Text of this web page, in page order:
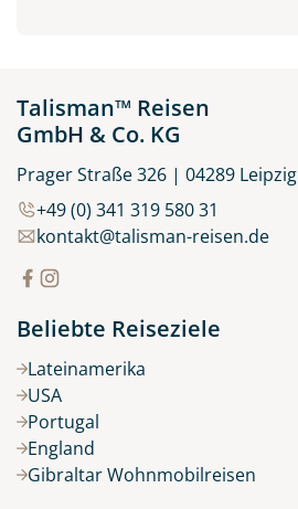
Talisman™ Reisen
GmbH & Co. KG
Prager Straße 326 | 04289 Leipzig
+49 (0) 341 319 580 31
kontakt@talisman-reisen.de
Beliebte Reiseziele
Lateinamerika
USA
Portugal
England
Gibraltar Wohnmobilreisen